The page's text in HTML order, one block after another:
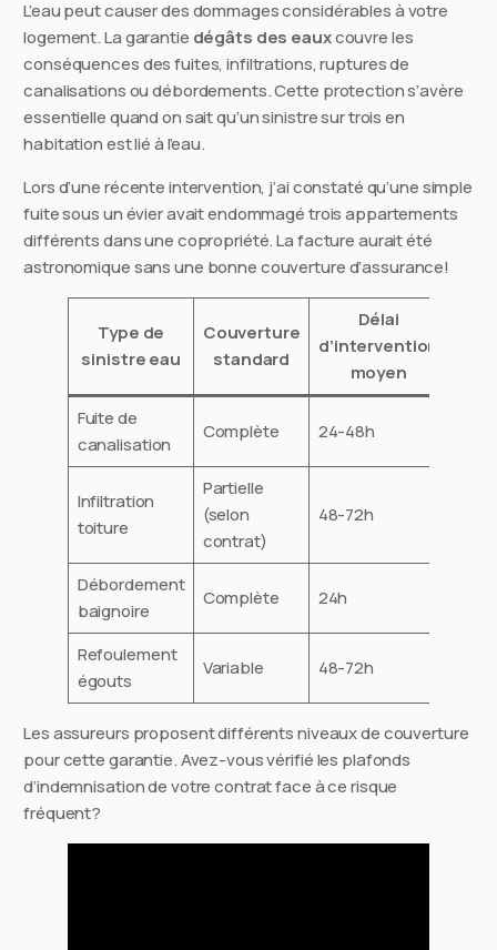
L’eau peut causer des dommages considérables à votre
logement. La garantie dégâts des eauxcouvre les
conséquences des fuites, infiltrations, ruptures de
canalisations ou débordements. Cette protection s’avère
essentielle quand on sait qu’un sinistre sur trois en
habitation est lié à l’eau.
Lors d’une récente intervention, j’ai constaté qu’une simple
fuite sous un évier avait endommagé trois appartements
différents dans une copropriété. La facture aurait été
astronomique sans une bonne couverture d’assurance!
Type de
sinistre eau
Couverture
standard
Délai
d’intervention
moyen
Fuite de
canalisation
Complète 24-48h
Infiltration
toiture
Partielle
(selon
contrat)
48-72h
Débordement
baignoire
Complète 24h
Refoulement
égouts
Variable 48-72h
Les assureurs proposent différents niveaux de couverture
pour cette garantie. Avez-vous vérifié les plafonds
d’indemnisation de votre contrat face à ce risque
fréquent?